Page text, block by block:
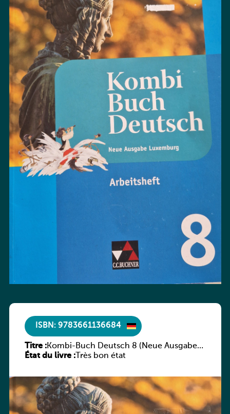
ISBN: 9783661136684
Titre :Kombi-Buch Deutsch 8 (Neue Ausgabe
Luxemburg)
État du livre :Très bon état